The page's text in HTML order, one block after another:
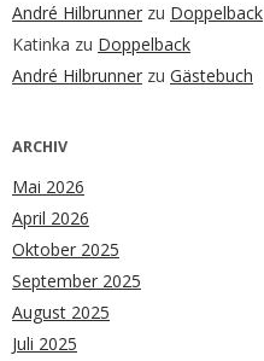
André Hilbrunner zu Doppelback
Katinka zu Doppelback
André Hilbrunner zu Gästebuch
ARCHIV
Mai 2026
April 2026
Oktober 2025
September 2025
August 2025
Juli 2025